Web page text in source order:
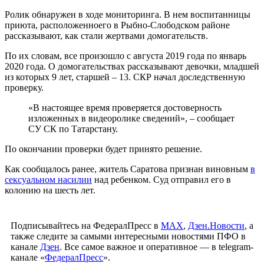
Ролик обнаружен в ходе мониторинга. В нем воспитанницы
приюта, расположенноего в Рыбно-Слободском районе
рассказывают, как стали жертвами домогательств.
По их словам, все произошло с августа 2019 года по январь
2020 года. О домогательствах рассказывают девочки, младшей
из которых 9 лет, старшей – 13. СКР начал доследственную
проверку.
«В настоящее время проверяется достоверность
изложенных в видеоролике сведений», – сообщает
СУ СК по Татарстану.
По окончании проверки будет принято решение.
Как сообщалось ранее, житель Саратова признан виновным в
сексуальном насилии над ребенком. Суд отправил его в
колонию на шесть лет.
Подписывайтесь на ФедералПресс в МАХ, Дзен.Новости, а
также следите за самыми интересными новостями ПФО в
канале Дзен. Все самое важное и оперативное — в telegram-
канале «ФедералПресс».